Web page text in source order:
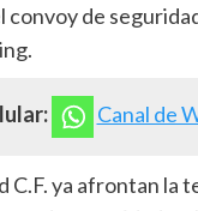
convoy de
Canal de
C.F. ya afrontan